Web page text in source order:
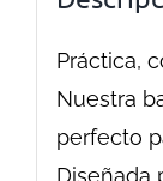
Práctica,
Nuestra
perfecto
Diseñada